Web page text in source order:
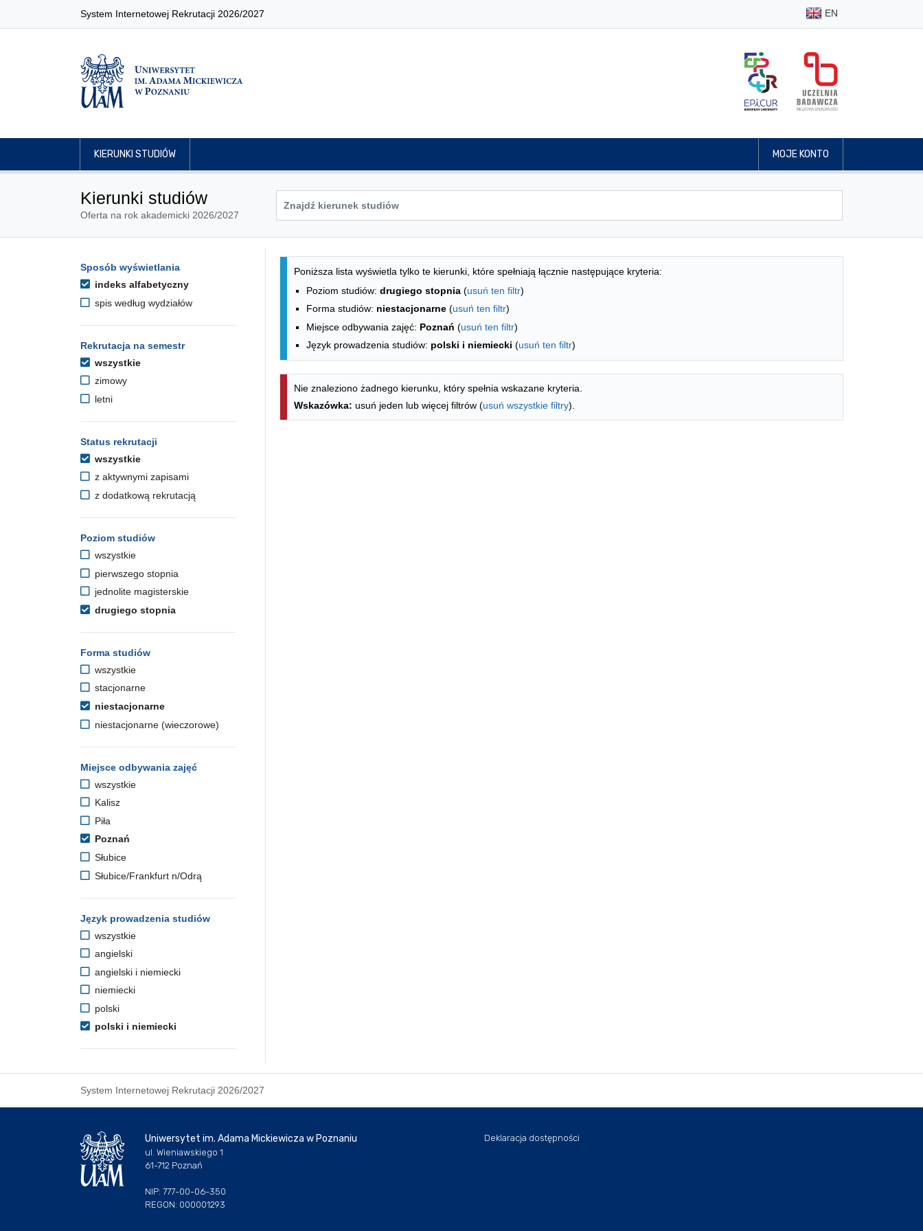
System Internetowej Rekrutacji 2026/2027 EN
KIERUNKI STUDIÓW MOJE KONTO
Kierunki studiów
Oferta na rok akademicki 2026/2027
Opcje filtrowania kierunków studiów
Przejdź do listy kierunków
Sposób wyświetlania
indeks alfabetyczny
spis według wydziałów
Rekrutacja na semestr
wszystkie
zimowy
letni
Status rekrutacji
wszystkie
z aktywnymi zapisami
z dodatkową rekrutacją
Poziom studiów
wszystkie
pierwszego stopnia
jednolite magisterskie
drugiego stopnia
Forma studiów
wszystkie
stacjonarne
niestacjonarne
niestacjonarne (wieczorowe)
Miejsce odbywania zajęć
wszystkie
Kalisz
Piła
Poznań
Słubice
Słubice/Frankfurt n/Odrą
Język prowadzenia studiów
wszystkie
angielski
angielski i niemiecki
niemiecki
polski
polski i niemiecki
Lista kierunków - indeks alfabetyczny
Poniższa lista wyświetla tylko te kierunki, które spełniają łącznie następujące kryteria:
Poziom studiów: drugiego stopnia (usuń ten filtr)
Forma studiów: niestacjonarne (usuń ten filtr)
Miejsce odbywania zajęć: Poznań (usuń ten filtr)
Język prowadzenia studiów: polski i niemiecki (usuń ten filtr)
Nie znaleziono żadnego kierunku, który spełnia wskazane kryteria.
Wskazówka: usuń jeden lub więcej filtrów (usuń wszystkie filtry).
System Internetowej Rekrutacji 2026/2027
Uniwersytet im. Adama Mickiewicza w Poznaniu
ul. Wieniawskiego 1
61-712 Poznań
NIP: 777-00-06-350
REGON: 000001293
Deklaracja dostępności